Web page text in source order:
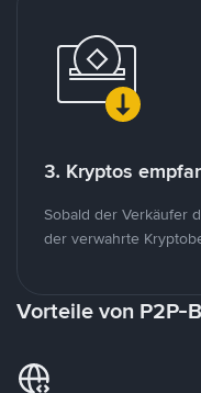
3. Kryptos
Sobald der Verkäufer
der verwahrte
Vorteile von P2P-